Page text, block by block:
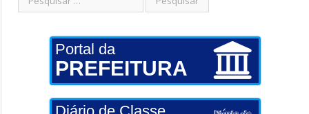
Portal da
PREFEITURA